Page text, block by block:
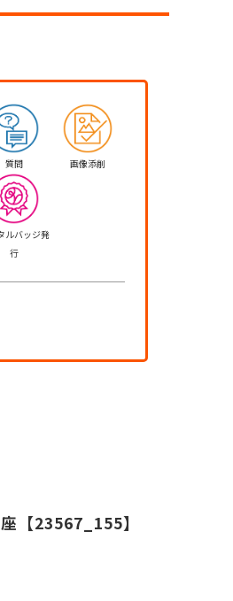
質問 画像添削
ルバッジ発
行
【23567_155】